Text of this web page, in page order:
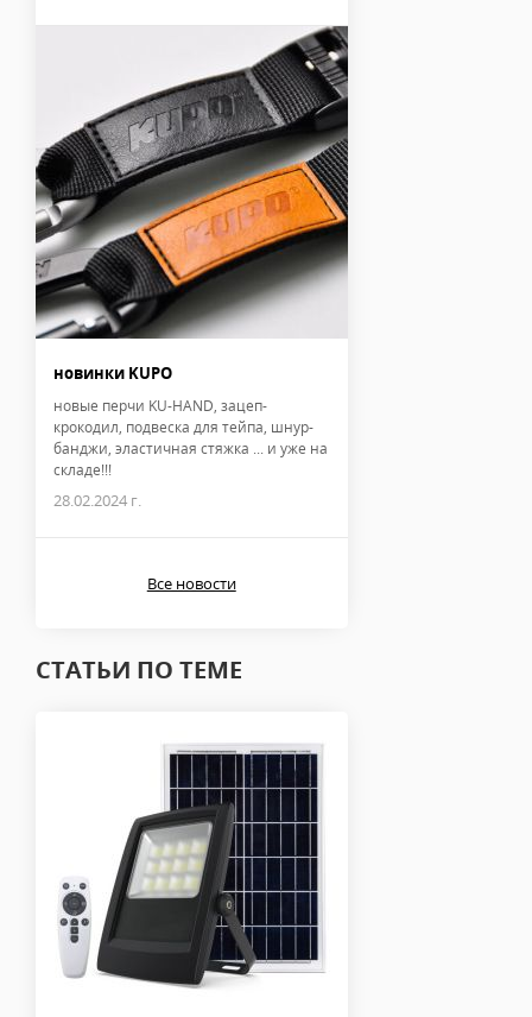
новинки KUPO
новые перчи KU-HAND, зацеп-
крокодил, подвеска для тейпа, шнур-
банджи, эластичная стяжка ... и уже на
складе!!!
28.02.2024 г.
Все новости
СТАТЬИ ПО ТЕМЕ